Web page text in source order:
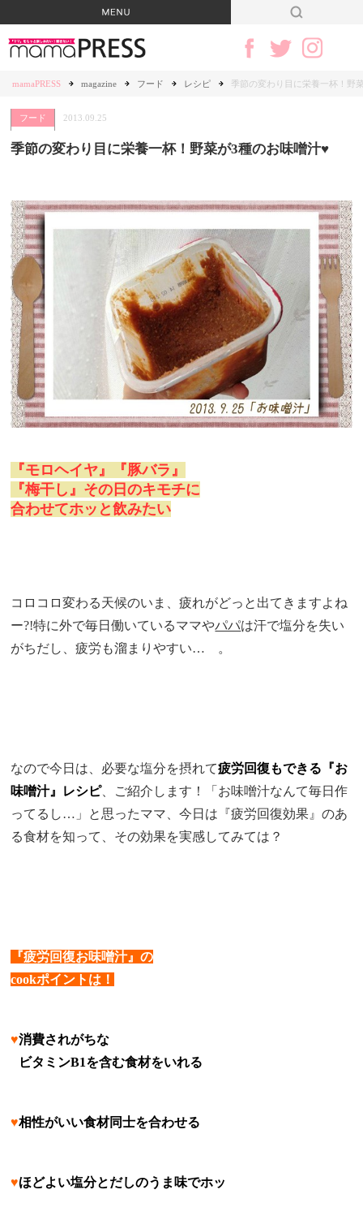
mamaPRESS magazine フード レシピ 季節の変わり目に栄養一杯！野
フード 2013.09.25
季節の変わり目に栄養一杯！野菜が3種のお味噌汁♥
『モロヘイヤ』『豚バラ』
『梅干し』その日のキモチに
合わせてホッと飲みたい
コロコロ変わる天候のいま、疲れがどっと出てきますよね
ー?!特に外で毎日働いているママやパパは汗で塩分を失い
がちだし、疲労も溜まりやすい… 。
なので今日は、必要な塩分を摂れて疲労回復もできる『お
味噌汁』レシピ、ご紹介します！「お味噌汁なんて毎日作
ってるし…」と思ったママ、今日は『疲労回復効果』のあ
る食材を知って、その効果を実感してみては？
『疲労回復お味噌汁』の
cookポイントは！
♥消費されがちな
ビタミンB1を含む食材をいれる
♥相性がいい食材同士を合わせる
♥ほどよい塩分とだしのうま味でホッ